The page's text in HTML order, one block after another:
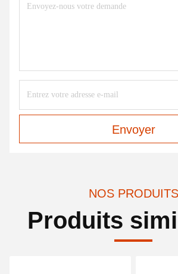
Envoyer
NOS PRODUITS
Produits